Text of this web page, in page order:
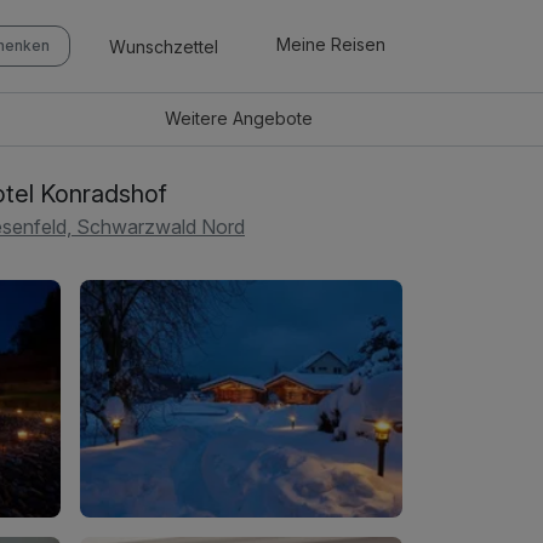
Wunschzettel Meine Reisen
WeitereAngebote
Konradshof
Schwarzwald Nord